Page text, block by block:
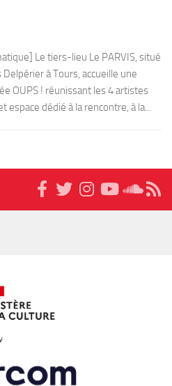
Le tiers-lieu Le PARVIS, situé
à Tours, accueille une
OUPS ! réunissant les 4 artistes
espace dédié à la rencontre, à la...